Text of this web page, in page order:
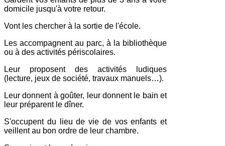
domicile jusqu'à votre retour.
Vont les chercher à la sortie de l'école.
Les accompagnent au parc, à la bibliothèque
ou à des activités périscolaires.
Leur proposent des activités ludiques
(lecture, jeux de société, travaux manuels…).
Leur donnent à goûter, leur donnent le bain et
leur préparent le dîner.
S'occupent du lieu de vie de vos enfants et
veillent au bon ordre de leur chambre.